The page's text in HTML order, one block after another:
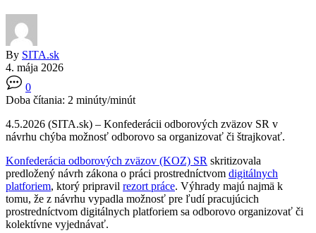
By SITA.sk
4. mája 2026
0
Doba čítania: 2 minúty/minút
4.5.2026 (SITA.sk) – Konfederácii odborových zväzov SR v
návrhu chýba možnosť odborovo sa organizovať či štrajkovať.
Konfederácia odborových zväzov (KOZ) SR skritizovala
predložený návrh zákona o práci prostredníctvom digitálnych
platforiem, ktorý pripravil rezort práce. Výhrady majú najmä k
tomu, že z návrhu vypadla možnosť pre ľudí pracujúcich
prostredníctvom digitálnych platforiem sa odborovo organizovať či
kolektívne vyjednávať.